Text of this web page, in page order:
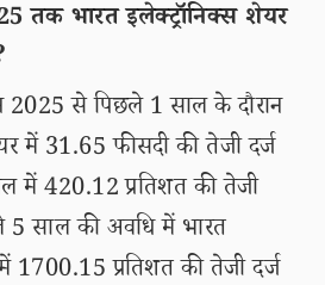
तक भारत इलेक्ट्रॉनिक्स शेयर
से पिछले 1 साल के दौरान
में 31.65 फीसदी की तेजी दर्ज
में 420.12 प्रतिशत की तेजी
5 साल की अवधि में भारत
1700.15 प्रतिशत की तेजी दर्ज